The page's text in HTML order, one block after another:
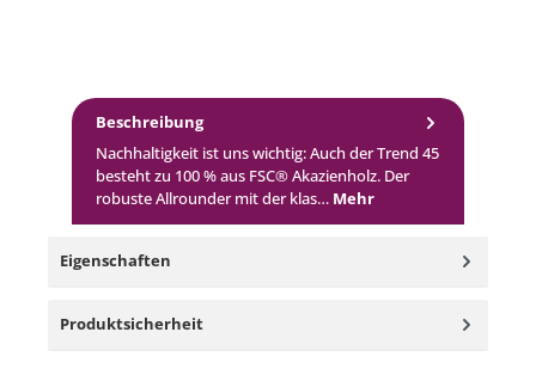
Beschreibung
Nachhaltigkeit ist uns wichtig: Auch der Trend 45
besteht zu 100 % aus FSC® Akazienholz. Der
robuste Allrounder mit der klas… Mehr
Eigenschaften
Produktsicherheit